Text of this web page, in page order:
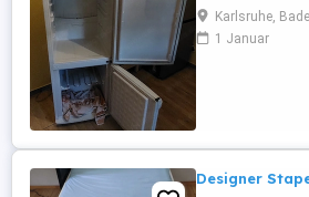
voll
etwas,
etwas
Karlsruhe,
1 Januar
Designer